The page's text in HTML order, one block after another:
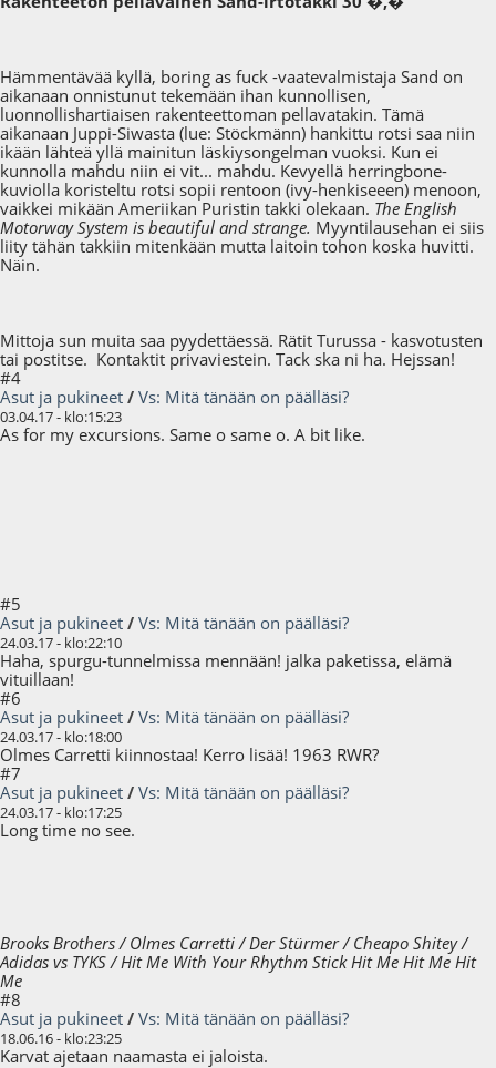
Hämmentävää kyllä, boring as fuck -vaatevalmistaja Sand on
aikanaan onnistunut tekemään ihan kunnollisen,
luonnollishartiaisen rakenteettoman pellavatakin. Tämä
aikanaan Juppi-Siwasta (lue: Stöckmänn) hankittu rotsi saa niin
ikään lähteä yllä mainitun läskiysongelman vuoksi. Kun ei
kunnolla mahdu niin ei vit... mahdu. Kevyellä herringbone-
kuviolla koristeltu rotsi sopii rentoon (ivy-henkiseeen) menoon,
vaikkei mikään Ameriikan Puristin takki olekaan. The English
Motorway System is beautiful and strange. Myyntilausehan ei siis
liity tähän takkiin mitenkään mutta laitoin tohon koska huvitti.
Näin.
Mittoja sun muita saa pyydettäessä. Rätit Turussa - kasvotusten
tai postitse. Kontaktit privaviestein. Tack ska ni ha. Hejssan!
#4
Asut ja pukineet / Vs: Mitä tänään on päälläsi?
03.04.17 - klo:15:23
As for my excursions. Same o same o. A bit like.
#5
Asut ja pukineet / Vs: Mitä tänään on päälläsi?
24.03.17 - klo:22:10
Haha, spurgu-tunnelmissa mennään! jalka paketissa, elämä
vituillaan!
#6
Asut ja pukineet / Vs: Mitä tänään on päälläsi?
24.03.17 - klo:18:00
Olmes Carretti kiinnostaa! Kerro lisää! 1963 RWR?
#7
Asut ja pukineet / Vs: Mitä tänään on päälläsi?
24.03.17 - klo:17:25
Long time no see.
Brooks Brothers / Olmes Carretti / Der Stürmer / Cheapo Shitey /
Adidas vs TYKS / Hit Me With Your Rhythm Stick Hit Me Hit Me Hit
Me
#8
Asut ja pukineet / Vs: Mitä tänään on päälläsi?
18.06.16 - klo:23:25
Karvat ajetaan naamasta ei jaloista.